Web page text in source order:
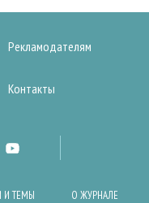
Рекламодателям
Контакты
И ТЕМЫ О ЖУРНАЛЕ